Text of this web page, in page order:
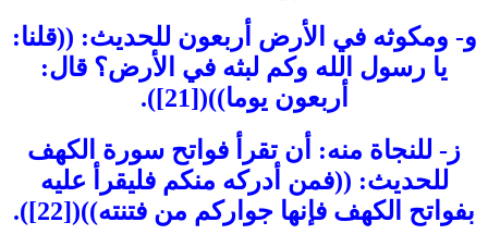
و- ومكوثه في الأرض أربعون للحديث: ((قلنا:
يا رسول الله وكم لبثه في الأرض؟ قال:
أربعون يوما))([21]).
ز- للنجاة منه: أن تقرأ فواتح سورة الكهف
للحديث: ((فمن أدركه منكم فليقرأ عليه
بفواتح الكهف فإنها جواركم من فتنته))([22]).